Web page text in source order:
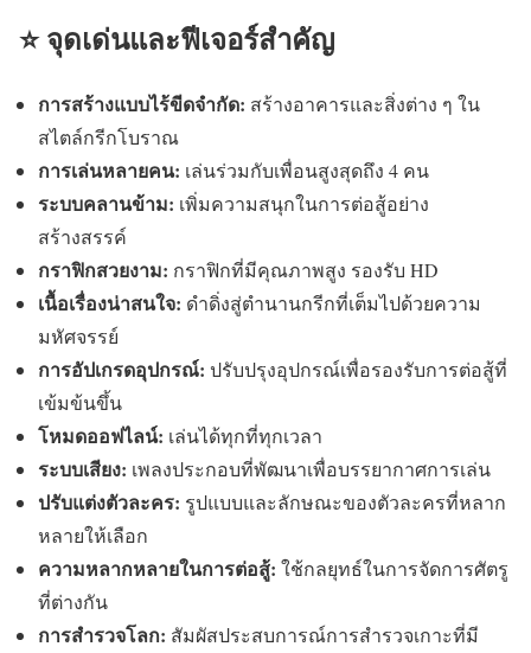
⭐ จุดเด่นและฟีเจอร์สำคัญ
การสร้างแบบไร้ขีดจำกัด: สร้างอาคารและสิ่งต่าง ๆ ใน
สไตล์กรีกโบราณ
การเล่นหลายคน: เล่นร่วมกับเพื่อนสูงสุดถึง 4 คน
ระบบคลานข้าม: เพิ่มความสนุกในการต่อสู้อย่าง
สร้างสรรค์
กราฟิกสวยงาม: กราฟิกที่มีคุณภาพสูง รองรับ HD
เนื้อเรื่องน่าสนใจ: ดำดิ่งสู่ตำนานกรีกที่เต็มไปด้วยความ
มหัศจรรย์
การอัปเกรดอุปกรณ์: ปรับปรุงอุปกรณ์เพื่อรองรับการต่อสู้ที่
เข้มข้นขึ้น
โหมดออฟไลน์: เล่นได้ทุกที่ทุกเวลา
ระบบเสียง: เพลงประกอบที่พัฒนาเพื่อบรรยากาศการเล่น
ปรับแต่งตัวละคร: รูปแบบและลักษณะของตัวละครที่หลาก
หลายให้เลือก
ความหลากหลายในการต่อสู้: ใช้กลยุทธ์ในการจัดการศัตรู
ที่ต่างกัน
การสำรวจโลก: สัมผัสประสบการณ์การสำรวจเกาะที่มี